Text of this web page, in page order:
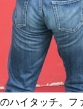
のハイタッチ。フ